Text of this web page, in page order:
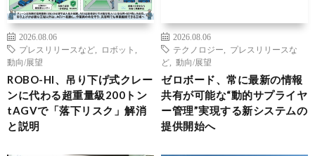
2026.08.06
プレスリリースなど
ロボット
動向/展望
ROBO-HI、吊り下げ式クレー
ンに代わる超重量級200トン
tAGVで「落下リスク」解消
と説明
2026.08.06
テクノロジー
プレスリリースな
ど
動向/展望
ゼロボード、常に最新の情報
共有が可能な“動的サプライヤ
ー管理”実現する新システムの
提供開始へ